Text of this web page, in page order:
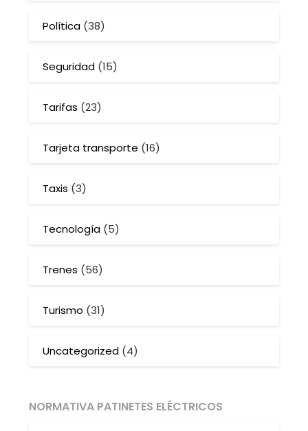
Política (38)
Seguridad (15)
Tarifas (23)
Tarjeta transporte (16)
Taxis (3)
Tecnología (5)
Trenes (56)
Turismo (31)
Uncategorized (4)
NORMATIVA PATINETES ELÉCTRICOS